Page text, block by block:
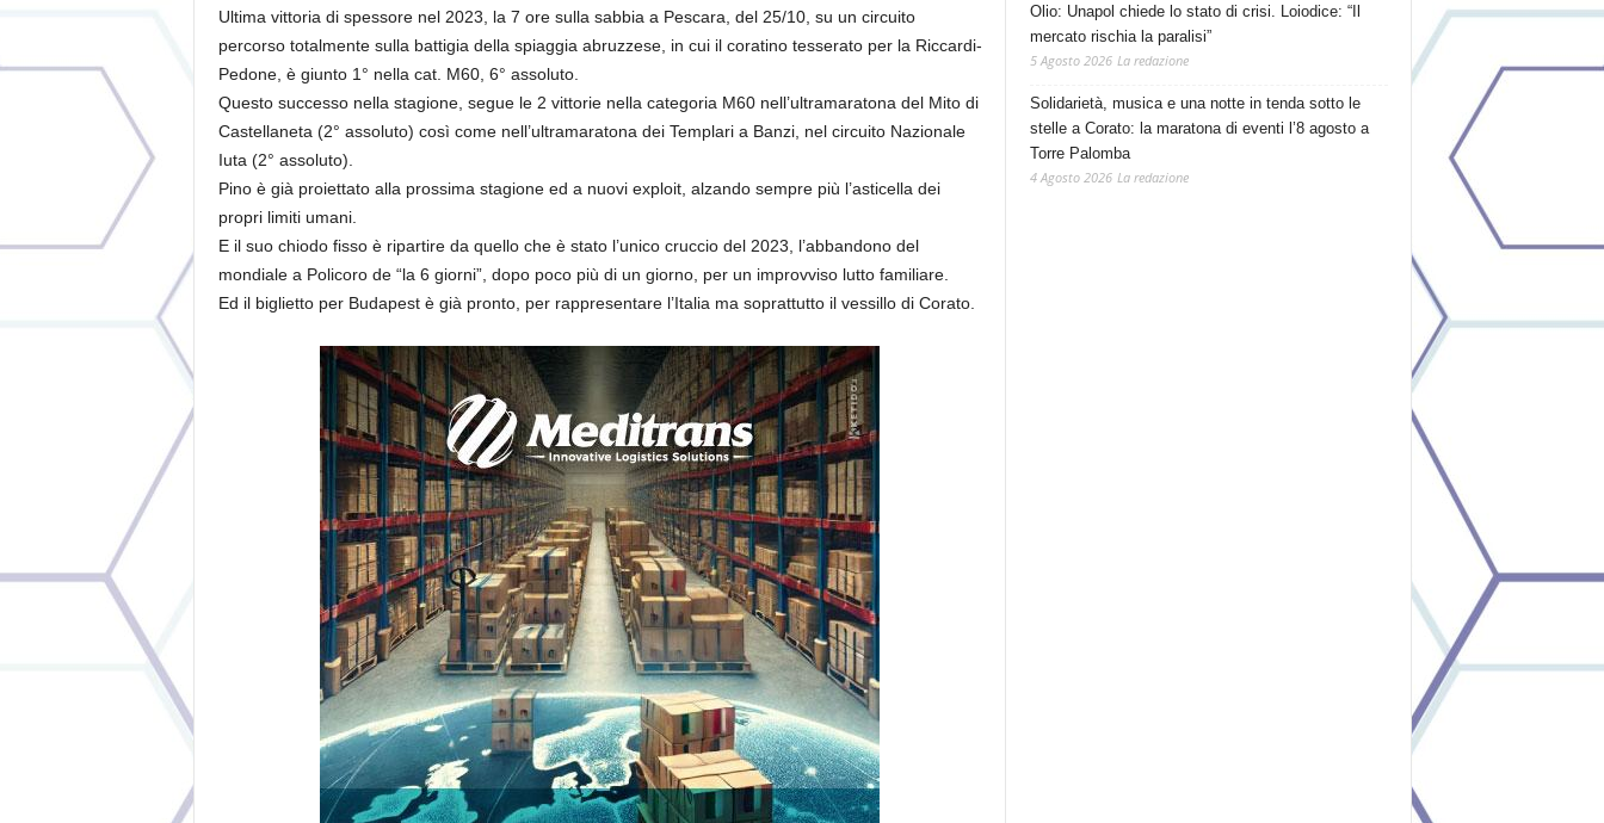
Ultima vittoria di spessore nel 2023, la 7 ore sulla sabbia a Pescara, del 25/10, su un circuito
percorso totalmente sulla battigia della spiaggia abruzzese, in cui il coratino tesserato per la Riccardi-
Pedone, è giunto 1° nella cat. M60, 6° assoluto.
Questo successo nella stagione, segue le 2 vittorie nella categoria M60 nell’ultramaratona del Mito di
Castellaneta (2° assoluto) così come nell’ultramaratona dei Templari a Banzi, nel circuito Nazionale
Iuta (2° assoluto).
Pino è già proiettato alla prossima stagione ed a nuovi exploit, alzando sempre più l’asticella dei
propri limiti umani.
E il suo chiodo fisso è ripartire da quello che è stato l’unico cruccio del 2023, l’abbandono del
mondiale a Policoro de “la 6 giorni”, dopo poco più di un giorno, per un improvviso lutto familiare.
Ed il biglietto per Budapest è già pronto, per rappresentare l’Italia ma soprattutto il vessillo di Corato.
Olio: Unapol chiede lo stato di crisi. Loiodice: “Il
mercato rischia la paralisi”
5 Agosto 2026 La redazione
Solidarietà, musica e una notte in tenda sotto le
stelle a Corato: la maratona di eventi l’8 agosto a
Torre Palomba
4 Agosto 2026 La redazione